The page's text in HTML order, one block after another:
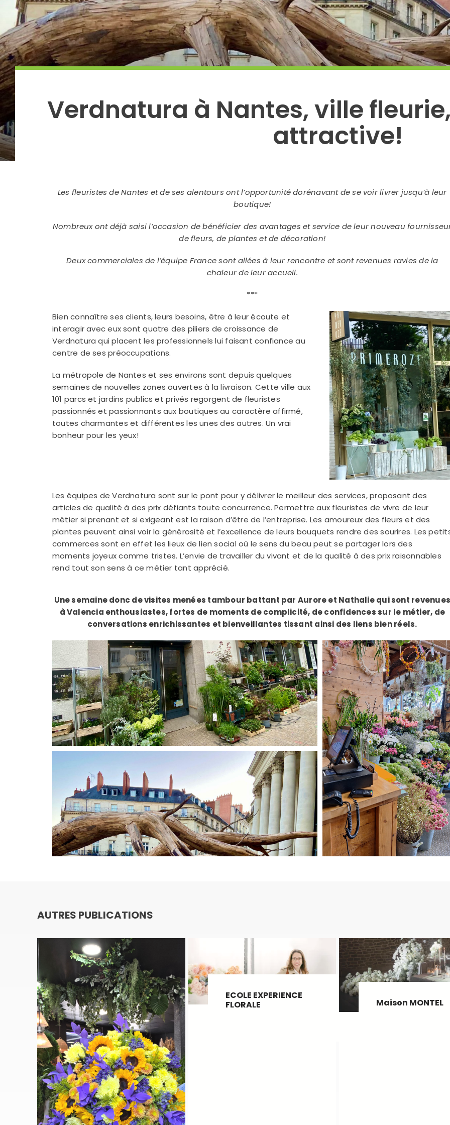
Verdnatura à Nantes, ville
attractive!
Les fleuristes de Nantes et de ses alentours ont l’opportunité dorénavant de se voir livrer jusqu’à leur
boutique!
Nombreux ont déjà saisi l’occasion de bénéficier des avantages et service de leur nouveau
de fleurs, de plantes et de décoration!
Deux commerciales de l’équipe France sont allées à leur rencontre et sont revenues ravies de la
chaleur de leur accueil.
***
Bien connaître ses clients, leurs besoins, être à leur écoute et
interagir avec eux sont quatre des piliers de croissance de
Verdnatura qui placent les professionnels lui faisant confiance au
centre de ses préoccupations.
La métropole de Nantes et ses environs sont depuis quelques
semaines de nouvelles zones ouvertes à la livraison. Cette ville aux
101 parcs et jardins publics et privés regorgent de fleuristes
passionnés et passionnants aux boutiques au caractère affirmé,
toutes charmantes et différentes les unes des autres. Un vrai
bonheur pour les yeux!
Les équipes de Verdnatura sont sur le pont pour y délivrer le meilleur des services, proposant des
articles de qualité à des prix défiants toute concurrence. Permettre aux fleuristes de vivre de leur
métier si prenant et si exigeant est la raison d’être de l’entreprise. Les amoureux des fleurs et des
plantes peuvent ainsi voir la générosité et l’excellence de leurs bouquets rendre des sourires. Les
commerces sont en effet les lieux de lien social où le sens du beau peut se partager lors des
moments joyeux comme tristes. L’envie de travailler du vivant et de la qualité à des prix raisonnables
rend tout son sens à ce métier tant apprécié.
Une semaine donc de visites menées tambour battant par Aurore et Nathalie qui sont revenues
à Valencia enthousiastes, fortes de moments de complicité, de confidences sur le métier, de
conversations enrichissantes et bienveillantes tissant ainsi des liens bien réels.
AUTRES PUBLICATIONS
ECOLE EXPERIENCE
FLORALE
Maison MONTEL